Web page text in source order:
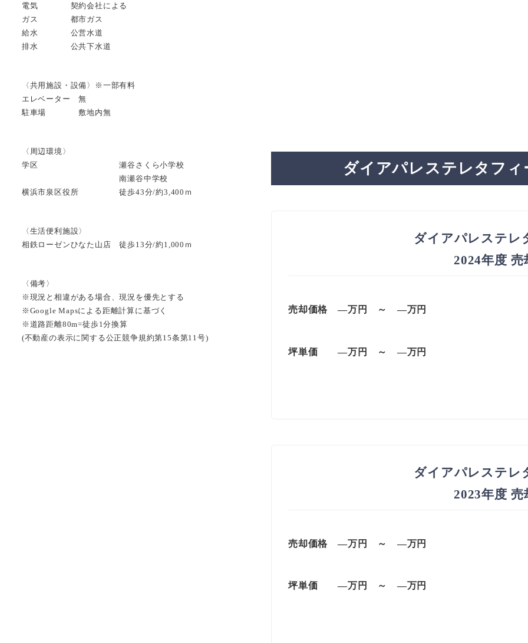
電気 契約会社による
ガス 都市ガス
給水 公営水道
排水 公共下水道
〈共用施設・設備〉※一部有料
エレベーター 無
駐車場 敷地内無
〈周辺環境〉
学区 瀬谷さくら小学校
南瀬谷中学校
横浜市泉区役所 徒歩43分/約3,400ｍ
〈生活便利施設〉
相鉄ローゼンひなた山店 徒歩13分/約1,000ｍ
〈備考〉
※現況と相違がある場合、現況を優先とする
※Google Mapsによる距離計算に基づく
※道路距離80m=徒歩1分換算
(不動産の表示に関する公正競争規約第15条第11号)
ダイアパレステレタフ
ダイアパレステレ
2024年度 売
売却価格 —万円 ～ —万円
坪単価—万円 ～ —万円
ダイアパレステレ
2023年度 売
売却価格 —万円 ～ —万円
坪単価—万円 ～ —万円